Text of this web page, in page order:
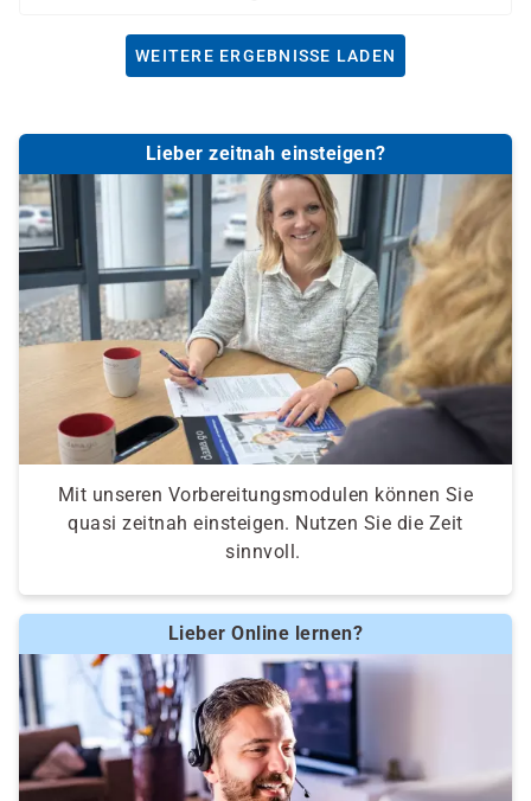
WEITERE ERGEBNISSE LADEN
Lieber zeitnah einsteigen?
Mit unseren Vorbereitungsmodulen können Sie
quasi zeitnah einsteigen. Nutzen Sie die Zeit
sinnvoll.
Lieber Online lernen?